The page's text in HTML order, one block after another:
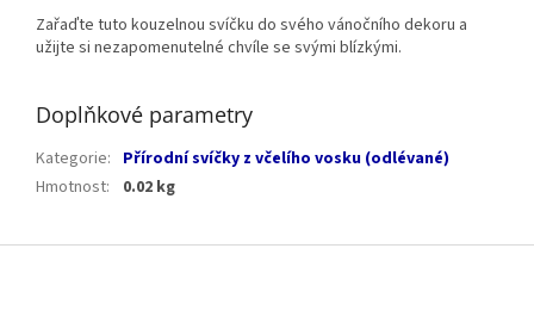
Zařaďte tuto kouzelnou svíčku do svého vánočního dekoru a
užijte si nezapomenutelné chvíle se svými blízkými.
Doplňkové parametry
Kategorie: Přírodní svíčky z včelího vosku (odlévané)
Hmotnost: 0.02 kg
Z